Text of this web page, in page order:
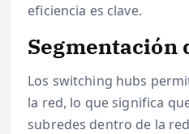
eficiencia es clave.
Segmentación
Los switching hubs
la red, lo que significa
subredes dentro de la